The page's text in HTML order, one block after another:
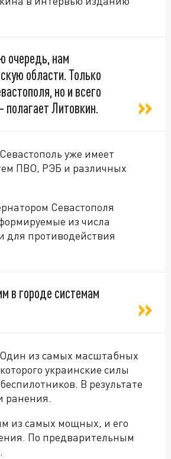
очередь, нам
области. Только
но и всего
Литовкин.
уже имеет
ПВО, РЭБ и различных
Севастополя
из числа
для противодействия
в городе системам
из самых масштабных
украинские силы
В результате
ранения.
из самых мощных, и его
По предварительным